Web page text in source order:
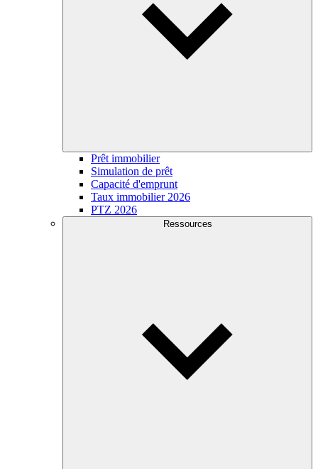
Prêt immobilier
Simulation de prêt
Capacité d'emprunt
Taux immobilier 2026
PTZ 2026
Ressources